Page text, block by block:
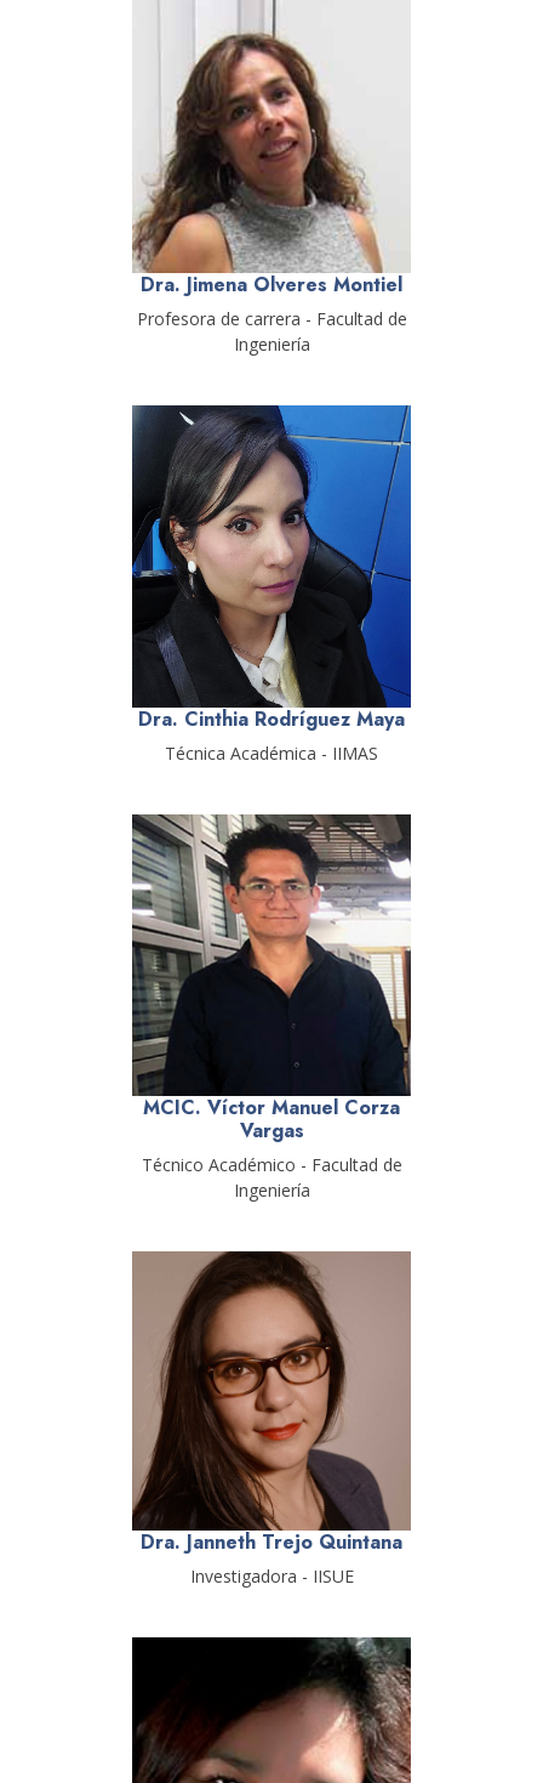
Dra. Jimena Olveres Montiel
Profesora de carrera - Facultad de
Ingeniería
Dra. Cinthia Rodríguez Maya
Técnica Académica - IIMAS
MCIC. Víctor Manuel Corza
Vargas
Técnico Académico - Facultad de
Ingeniería
Dra. Janneth Trejo Quintana
Investigadora - IISUE